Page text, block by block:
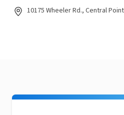
10175 Wheeler Rd., Central